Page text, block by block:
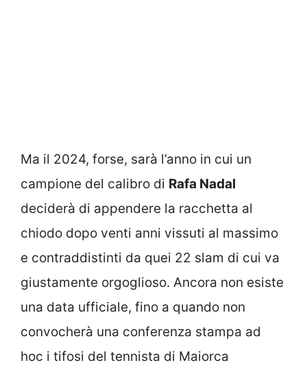
Ma il 2024, forse, sarà l’anno in cui un
campione del calibro di Rafa Nadal
deciderà di appendere la racchetta al
chiodo dopo venti anni vissuti al massimo
e contraddistinti da quei 22 slam di cui va
giustamente orgoglioso. Ancora non esiste
una data ufficiale, fino a quando non
convocherà una conferenza stampa ad
hoc i tifosi del tennista di Maiorca